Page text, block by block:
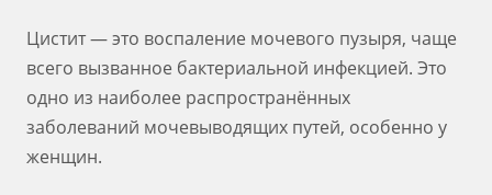
Цистит — это воспаление мочевого пузыря, чаще
всего вызванное бактериальной инфекцией. Это
одно из наиболее распространённых
заболеваний мочевыводящих путей, особенно у
женщин.